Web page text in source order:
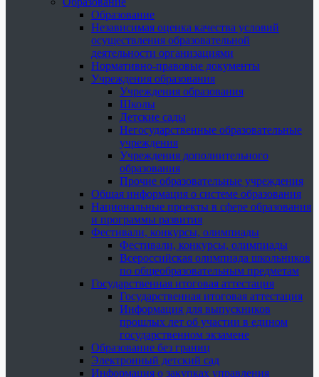
Образование
Независимая оценка качества условий
осуществления образовательной
деятельности организациями
Нормативно-правовые документы
Учреждения образования
Учреждения образования
Школы
Детские сады
Негосударственные образовательные
учреждения
Учреждения дополнительного
образования
Прочие образовательные учреждения
Общая информация о системе образования
Национальные проекты в сфере образования
и программы развития
Фестивали, конкурсы, олимпиады
Фестивали, конкурсы, олимпиады
Всероссийская олимпиада школьников
по общеобразовательным предметам
Государственная итоговая аттестация
Государственная итоговая аттестация
Информация для выпускников
прошлых лет об участии в едином
государственном экзамене
Образование без границ
Электронный детский сад
Информация о закупках управления